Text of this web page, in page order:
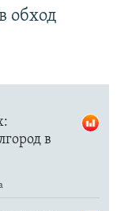
обход